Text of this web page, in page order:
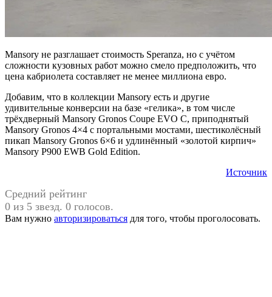
Mansory не разглашает стоимость Speranza, но с учётом
сложности кузовных работ можно смело предположить, что
цена кабриолета составляет не менее миллиона евро.
Добавим, что в коллекции Mansory есть и другие
удивительные конверсии на базе «гелика», в том числе
трёхдверный Mansory Gronos Coupe EVO C, приподнятый
Mansory Gronos 4×4 с портальными мостами, шестиколёсный
пикап Mansory Gronos 6×6 и удлинённый «золотой кирпич»
Mansory P900 EWB Gold Edition.
Источник
Средний рейтинг
0 из 5 звезд. 0 голосов.
Вам нужно авторизироваться для того, чтобы проголосовать.